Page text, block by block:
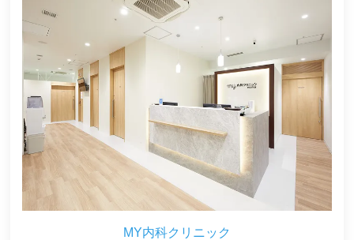
MY内科クリニック